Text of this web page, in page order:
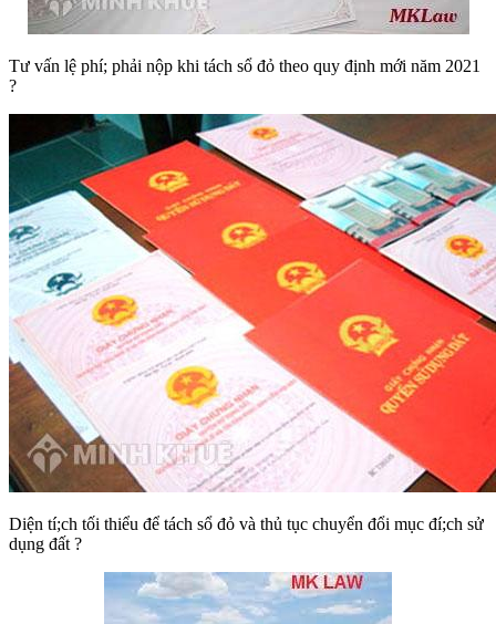
Tư vấn lệ phí; phải nộp khi tách sổ đỏ theo quy định mới năm 2021
?
Diện tí;ch tối thiểu để tách sổ đỏ và thủ tục chuyển đổi mục đí;ch sử
dụng đất ?